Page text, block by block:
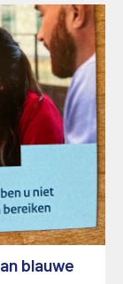
blauwe